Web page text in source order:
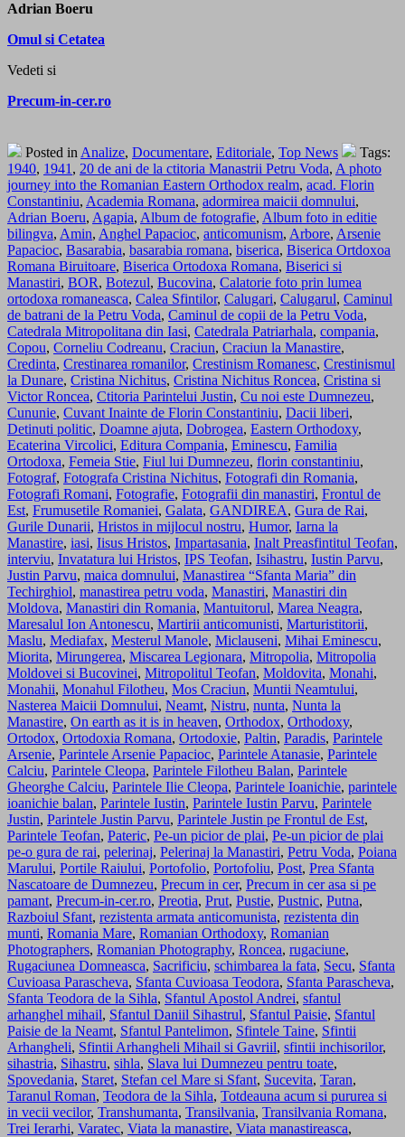
Adrian Boeru
Omul si Cetatea
Vedeti si
Precum-in-cer.ro
Posted in Analize, Documentare, Editoriale, Top News
Tags:
1940, 1941 , 20 de ani de la ctitoria Manastrii Petru Voda, A photo
journey into the Romanian Eastern Orthodox realm, acad. Florin
Constantiniu, Academia Romana, adormirea maicii domnului,
Adrian Boeru, Agapia, Album de fotografie, Album foto in editie
bilingva, Amin, Anghel Papacioc, anticomunism, Arbore, Arsenie
Papacioc, Basarabia, basarabia romana, biserica, Biserica Ortdoxoa
Romana Biruitoare, Biserica Ortodoxa Romana, Biserici si
Manastiri, BOR, Botezul, Bucovina, Calatorie foto prin lumea
ortodoxa romaneasca, Calea Sfintilor, Calugari, Calugarul, Caminul
de batrani de la Petru Voda, Caminul de copii de la Petru Voda,
Catedrala Mitropolitana din Iasi, Catedrala Patriarhala, compania,
Copou, Corneliu Codreanu, Craciun, Craciun la Manastire,
Credinta, Crestinarea romanilor, Crestinism Romanesc, Crestinismul
la Dunare, Cristina Nichitus, Cristina Nichitus Roncea, Cristina si
Victor Roncea, Ctitoria Parintelui Justin, Cu noi este Dumnezeu,
Cununie, Cuvant Inainte de Florin Constantiniu, Dacii liberi,
Detinuti politic, Doamne ajuta, Dobrogea, Eastern Orthodoxy,
Ecaterina Vircolici, Editura Compania, Eminescu, Familia
Ortodoxa, Femeia Stie, Fiul lui Dumnezeu, florin constantiniu,
Fotograf, Fotografa Cristina Nichitus, Fotografi din Romania,
Fotografi Romani, Fotografie, Fotografii din manastiri, Frontul de
Est, Frumusetile Romaniei, Galata, GANDIREA, Gura de Rai,
Gurile Dunarii, Hristos in mijlocul nostru, Humor, Iarna la
Manastire, iasi, Iisus Hristos, Impartasania, Inalt Preasfintitul Teofan,
interviu, Invatatura lui Hristos, IPS Teofan, Isihastru, Iustin Parvu,
Justin Parvu, maica domnului, Manastirea “Sfanta Maria” din
Techirghiol, manastirea petru voda, Manastiri, Manastiri din
Moldova, Manastiri din Romania, Mantuitorul, Marea Neagra,
Maresalul Ion Antonescu, Martirii anticomunisti, Marturistitorii,
Maslu, Mediafax, Mesterul Manole, Miclauseni, Mihai Eminescu,
Miorita, Mirungerea, Miscarea Legionara, Mitropolia, Mitropolia
Moldovei si Bucovinei, Mitropolitul Teofan, Moldovita, Monahi,
Monahii, Monahul Filotheu, Mos Craciun, Muntii Neamtului,
Nasterea Maicii Domnului, Neamt, Nistru, nunta, Nunta la
Manastire, On earth as it is in heaven, Orthodox, Orthodoxy,
Ortodox, Ortodoxia Romana, Ortodoxie, Paltin, Paradis, Parintele
Arsenie, Parintele Arsenie Papacioc, Parintele Atanasie, Parintele
Calciu, Parintele Cleopa, Parintele Filotheu Balan, Parintele
Gheorghe Calciu, Parintele Ilie Cleopa, Parintele Ioanichie, parintele
ioanichie balan, Parintele Iustin, Parintele Iustin Parvu, Parintele
Justin, Parintele Justin Parvu, Parintele Justin pe Frontul de Est,
Parintele Teofan, Pateric, Pe-un picior de plai, Pe-un picior de plai
pe-o gura de rai, pelerinaj, Pelerinaj la Manastiri, Petru Voda, Poiana
Marului, Portile Raiului, Portofolio, Portofoliu, Post, Prea Sfanta
Nascatoare de Dumnezeu, Precum in cer, Precum in cer asa si pe
pamant, Precum-in-cer.ro, Preotia, Prut, Pustie, Pustnic, Putna,
Razboiul Sfant, rezistenta armata anticomunista, rezistenta din
munti, Romania Mare, Romanian Orthodoxy, Romanian
Photographers, Romanian Photography, Roncea, rugaciune,
Rugaciunea Domneasca, Sacrificiu, schimbarea la fata, Secu, Sfanta
Cuvioasa Parascheva, Sfanta Cuvioasa Teodora, Sfanta Parascheva,
Sfanta Teodora de la Sihla, Sfantul Apostol Andrei, sfantul
arhanghel mihail, Sfantul Daniil Sihastrul, Sfantul Paisie, Sfantul
Paisie de la Neamt, Sfantul Pantelimon, Sfintele Taine, Sfintii
Arhangheli, Sfintii Arhangheli Mihail si Gavriil, sfintii inchisorilor,
sihastria, Sihastru, sihla, Slava lui Dumnezeu pentru toate,
Spovedania, Staret, Stefan cel Mare si Sfant, Sucevita, Taran,
Taranul Roman, Teodora de la Sihla, Totdeauna acum si pururea si
in vecii vecilor, Transhumanta, Transilvania, Transilvania Romana,
Trei Ierarhi, Varatec, Viata la manastire, Viata manastireasca,